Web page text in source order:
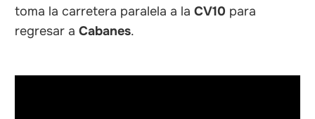
toma la carretera paralela a laCV10 para
regresar aCabanes.